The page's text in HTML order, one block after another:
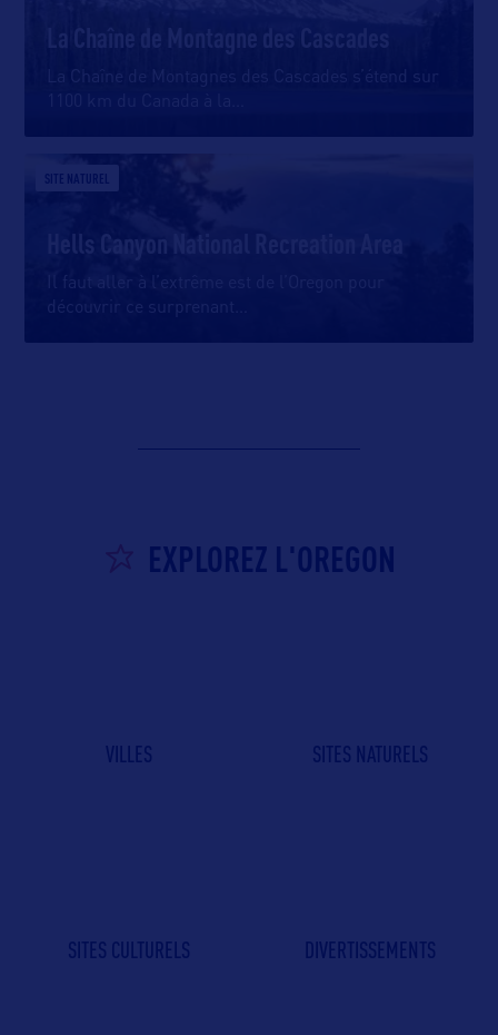
La Chaîne de Montagne des Cascades
La Chaîne de Montagnes des Cascades s’étend sur
SITE NATUREL
Hells Canyon National Recreation Area
Il faut aller à l’extrême est de l’Oregon pour
découvrir ce surprenant
EXPLOREZ L'OREGON
VILLES SITES NATURELS
SITES CULTURELS DIVERTISSEMENTS